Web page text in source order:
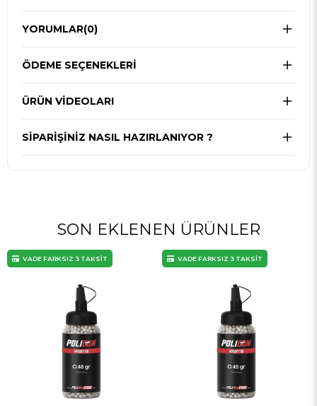
YORUMLAR(0)
ÖDEME SEÇENEKLERI
ÜRÜN VİDEOLARI
SIPARIŞINIZ NASIL HAZIRLANIYOR ?
SON EKLENEN ÜRÜNLER
VADE FARKSIZ 3 TAKSİT VADE FARKSIZ 3 TAKSİT